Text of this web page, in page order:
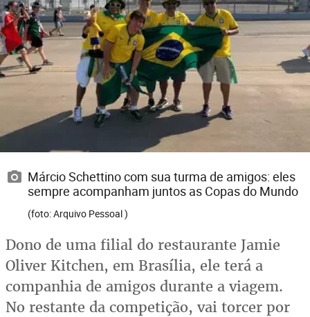
Márcio Schettino com sua turma de amigos: eles
sempre acompanham juntos as Copas do Mundo
(foto: Arquivo Pessoal )
Dono de uma filial do restaurante Jamie
Oliver Kitchen, em Brasília, ele terá a
companhia de amigos durante a viagem.
No restante da competição, vai torcer por